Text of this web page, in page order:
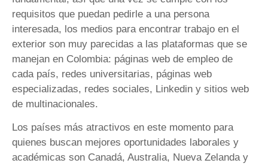
requisitos que puedan pedirle a una persona
interesada, los medios para encontrar trabajo en el
exterior son muy parecidas a las plataformas que se
manejan en Colombia: páginas web de empleo de
cada país, redes universitarias, páginas web
especializadas, redes sociales, Linkedin y sitios web
de multinacionales.
Los países más atractivos en este momento para
quienes buscan mejores oportunidades laborales y
académicas son Canadá, Australia, Nueva Zelanda y